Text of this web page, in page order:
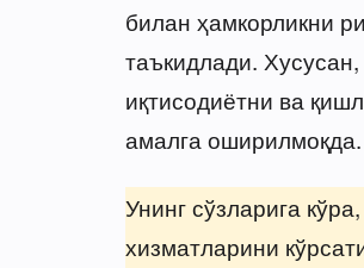
билан ҳамкорликни
таъкидлади.
иқтисодиётни ва
амалга оширилмоқда.
Унинг сўзларига
хизматларини